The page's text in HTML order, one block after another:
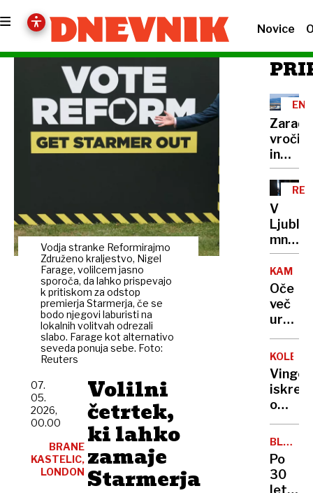
Novice
Vodja stranke Reformirajmo
Združeno kraljestvo, Nigel
Farage, volilcem jasno
sporoča, da lahko prispevajo
k pritiskom za odstop
premierja Starmerja, če se
bodo njegovi laburisti na
lokalnih volitvah odrezali
slabo. Farage kot alternativo
seveda ponuja sebe. Foto:
Reuters
Volilni
četrtek,
ki lahko
zamaje
Starmerja
07.
05.
2026,
00.00
BRANE
KASTELIC,
LONDON
Zaradi
in
suše
tudi
manj
od
kod
cenah
prihaja
v
V
na
za
družbo
jih
pot
do
službe
KAMNIK
Oče
več
ur
ponoči
otroka
in
grozil
z
o
»Ne
morem
storiti
PARK
Po
30
letih